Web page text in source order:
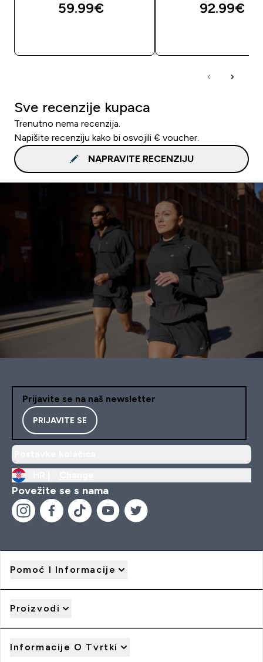
59.99€‎ 92.99€‎
Sve recenzije kupaca
Trenutno nema recenzija.
Napišite recenziju kako bi osvojili € voucher.
NAPRAVITE RECENZIJU
Prijavite se na naš newsletter
PRIJAVITE SE
Povežite se s nama
Pomoć I Informacije
Proizvodi
Informacije O Tvrtki